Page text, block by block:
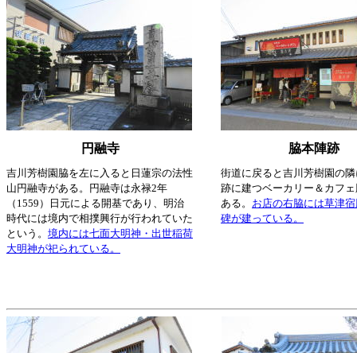
円融寺 脇本陣跡
吉川芳樹園脇を左に入ると日蓮宗の法性
山円融寺がある。円融寺は永禄2年
（1559）日元による開基であり、明治
時代には境内で相撲興行が行われていた
という。 境内には七面大明神・出世稲荷
大明神が祀られている。
街道に戻ると吉川芳樹園の
跡に建つベーカリー＆カフ
ある。 お店の右脇には草津
碑が建っている。